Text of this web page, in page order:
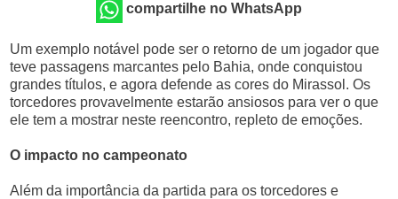
compartilhe no WhatsApp
Um exemplo notável pode ser o retorno de um jogador que
teve passagens marcantes pelo Bahia, onde conquistou
grandes títulos, e agora defende as cores do Mirassol. Os
torcedores provavelmente estarão ansiosos para ver o que
ele tem a mostrar neste reencontro, repleto de emoções.
O impacto no campeonato
Além da importância da partida para os torcedores e